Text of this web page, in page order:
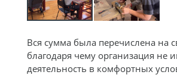
Вся сумма была перечислена на
благодаря чему организация не
деятельность в комфортных